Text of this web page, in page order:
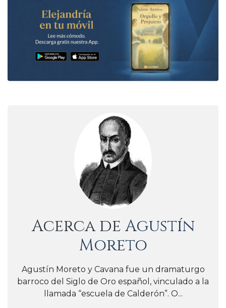
Acerca deAgustín
Moreto
Agustín Moreto y Cavana fue un dramaturgo
barroco del Siglo de Oro español, vinculado a la
llamada “escuela de Calderón”. O...